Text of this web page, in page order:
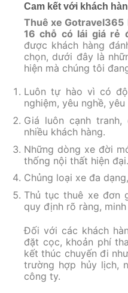
Cam kết với khách
Thuê xe Gotravel365
16 chỗ có lái giá rẻ
được khách hàng
chọn, dưới đây là
hiện mà chúng tôi
Luôn tự hào vì có
nghiệm, yêu nghề, yêu
Giá luôn cạnh
nhiều khách hàng.
Những dòng xe đời
thống nội thất hiện đại.
Chủng loại xe đa
Thủ tục thuê xe đơn
quy định rõ ràng, minh
Đối với các khách
đặt cọc, khoản phí
kết thúc chuyến đi
trường hợp hủy lịch,
công ty.